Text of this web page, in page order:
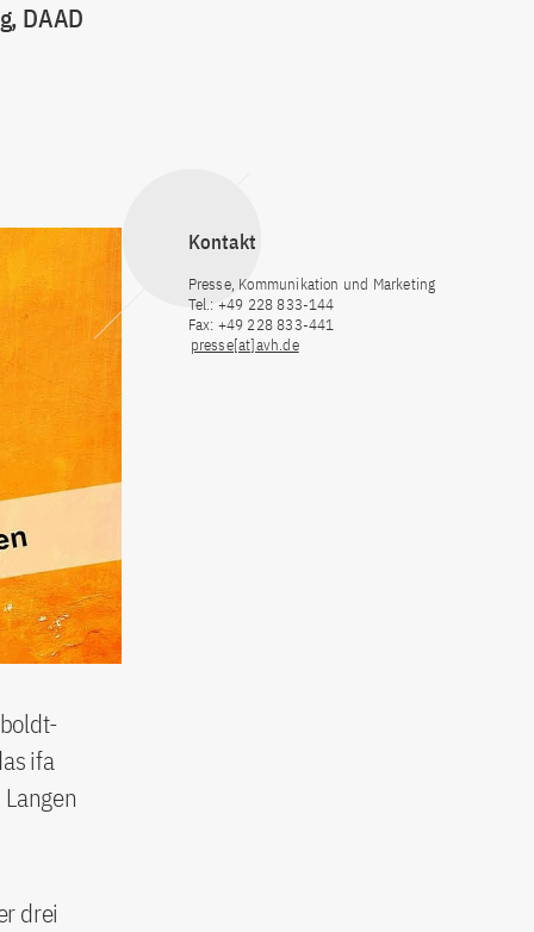
DAAD
Kontakt
Presse, Kommunikation und Marketing
Tel.: +49 228 833-144
Fax: +49 228 833-441
presse[at]avh.de
ifa
drei